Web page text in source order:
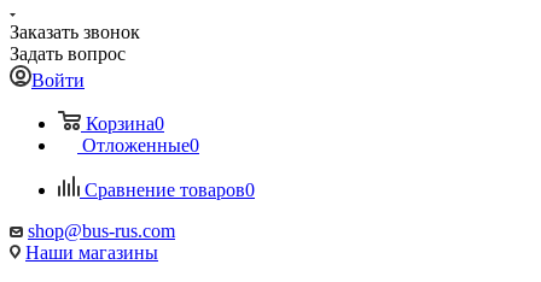
Заказать звонок
Задать вопрос
Войти
Корзина0
Отложенные0
Сравнение товаров0
shop@bus-rus.com
Наши магазины